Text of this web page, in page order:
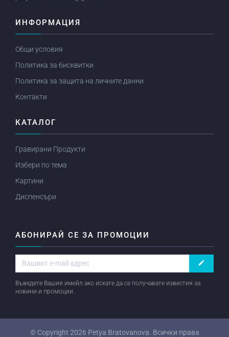
ИНФОРМАЦИЯ
Общи условия
Политика за бисквитки
Политика за защита на личните данни
Контакти
КАТАЛОГ
Гравирани Продукти
Избери по тема
Картини
Диспенсъри
АБОНИРАЙ СЕ ЗА ПРОМОЦИИ
create
Въведете Вашия имейл ако искате да се получавате известия за
новини и промоции.
© Copyright 2026 Petya Bratovanova. Всички права